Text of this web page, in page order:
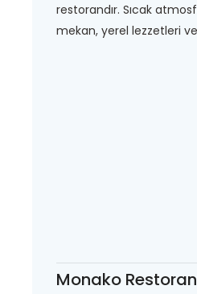
restorandır. Sıcak
mekan, yerel lezzetleri
Monako